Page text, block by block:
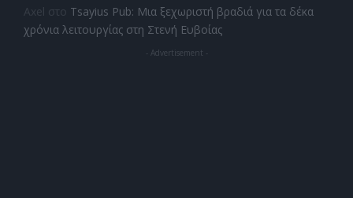
Axel στο Tsayius Pub: Μια ξεχωριστή βραδιά για τα δέκα
χρόνια λειτουργίας στη Στενή Ευβοίας
- Advertisement -